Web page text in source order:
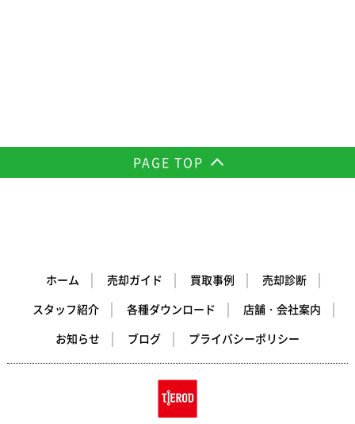
PAGE TOP
ホーム 売却ガイド 買取事例
売却診断
スタッフ紹介
各種ダウンロード
店舗・会社案内
お知らせ
ブログ プライバシーポリシー